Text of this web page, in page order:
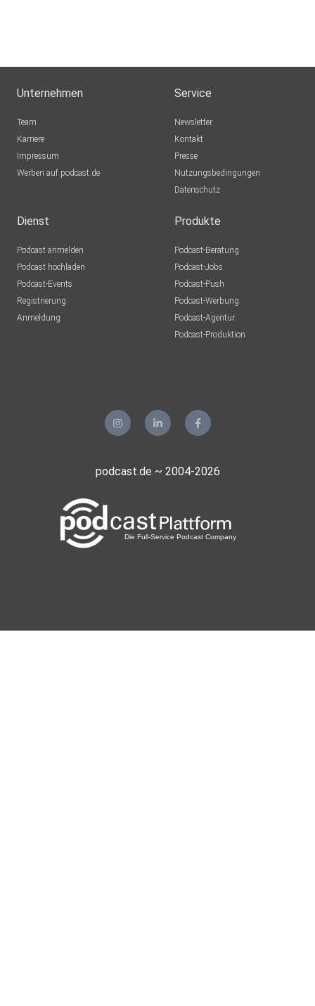
Unternehmen
Team
Karriere
Impressum
Werben auf podcast.de
Service
Newsletter
Kontakt
Presse
Nutzungsbedingungen
Datenschutz
Dienst
Podcast anmelden
Podcast hochladen
Podcast-Events
Registrierung
Anmeldung
Produkte
Podcast-Beratung
Podcast-Jobs
Podcast-Push
Podcast-Werbung
Podcast-Agentur
Podcast-Produktion
podcast.de ~ 2004-2026